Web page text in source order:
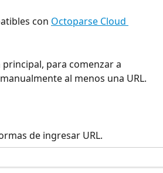
con Octoparse Cloud
para comenzar a
al menos una URL.
de ingresar URL.